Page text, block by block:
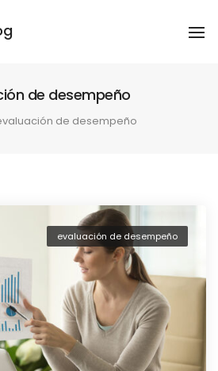
de desempeño
de desempeño
evaluación de desempeño